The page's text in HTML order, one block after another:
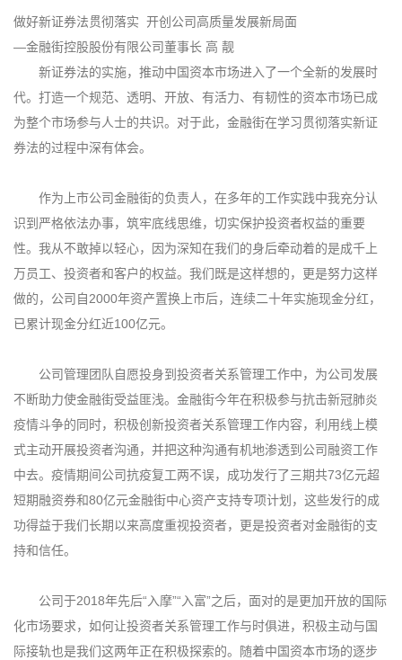
做好新证券法贯彻落实 开创公司高质量发展新局面
—金融街控股股份有限公司董事长 高 靓
新证券法的实施，推动中国资本市场进入了一个全新的发展时
代。打造一个规范、透明、开放、有活力、有韧性的资本市场已成
为整个市场参与人士的共识。对于此，金融街在学习贯彻落实新证
券法的过程中深有体会。
作为上市公司金融街的负责人，在多年的工作实践中我充分认
识到严格依法办事，筑牢底线思维，切实保护投资者权益的重要
性。我从不敢掉以轻心，因为深知在我们的身后牵动着的是成千上
万员工、投资者和客户的权益。我们既是这样想的，更是努力这样
做的，公司自2000年资产置换上市后，连续二十年实施现金分红，
已累计现金分红近100亿元。
公司管理团队自愿投身到投资者关系管理工作中，为公司发展
不断助力使金融街受益匪浅。金融街今年在积极参与抗击新冠肺炎
疫情斗争的同时，积极创新投资者关系管理工作内容，利用线上模
式主动开展投资者沟通，并把这种沟通有机地渗透到公司融资工作
中去。疫情期间公司抗疫复工两不误，成功发行了三期共73亿元超
短期融资券和80亿元金融街中心资产支持专项计划，这些发行的成
功得益于我们长期以来高度重视投资者，更是投资者对金融街的支
持和信任。
公司于2018年先后“入摩”“入富”之后，面对的是更加开放的国际
化市场要求，如何让投资者关系管理工作与时俱进，积极主动与国
际接轨也是我们这两年正在积极探索的。随着中国资本市场的逐步